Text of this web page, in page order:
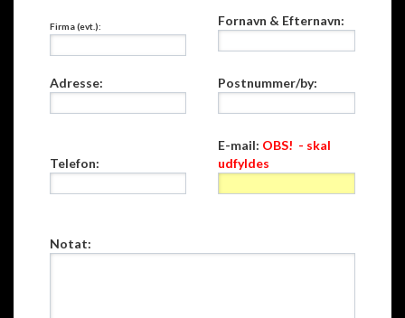
Firma (evt.): Fornavn & Efternavn:
Adresse: Postnummer/by:
Telefon:
E-mail: OBS! - skal
udfyldes
Notat: